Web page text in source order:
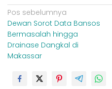
N
a
v
i
Pos sebelumnya
Dewan Sorot Data Bansos
Bermasalah hingga
Drainase Dangkal di
Makassar